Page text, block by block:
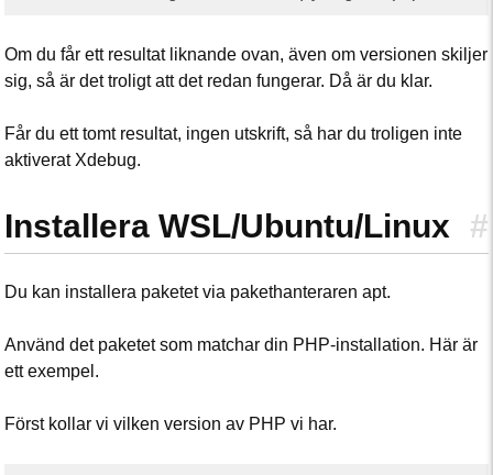
Om du får ett resultat liknande ovan, även om versionen skiljer
sig, så är det troligt att det redan fungerar. Då är du klar.
Får du ett tomt resultat, ingen utskrift, så har du troligen inte
aktiverat Xdebug.
#
Installera WSL/Ubuntu/Linux
Du kan installera paketet via pakethanteraren apt.
Använd det paketet som matchar din PHP-installation. Här är
ett exempel.
Först kollar vi vilken version av PHP vi har.